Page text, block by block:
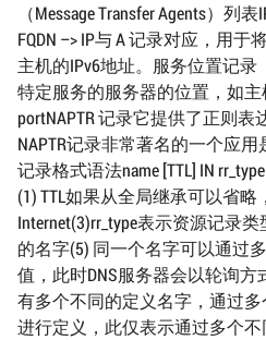
（Message Transfer Agents）列
FQDN –> IP与 A 记录对应，用
主机的IPv6地址。服务位置记录
特定服务的服务器的位置，如主
portNAPTR 记录它提供了正则表
NAPTR记录非常著名的一个应用
记录格式语法name [TTL] IN
(1) TTL如果从全局继承可以省
Internet(3)rr_type表示资源记录
的名字(5) 同一个名字可以通过
值，此时DNS服务器会以轮询
有多个不同的定义名字，通过
进行定义，此仅表示通过多个